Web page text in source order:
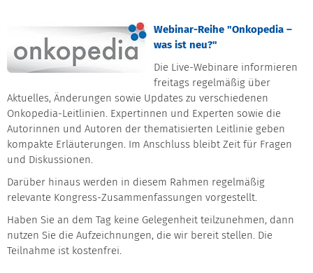
Webinar-Reihe "Onkopedia –
was ist neu?"
Die Live-Webinare informieren
freitags regelmäßig über
Aktuelles, Änderungen sowie Updates zu verschiedenen
Onkopedia-Leitlinien. Expertinnen und Experten sowie die
Autorinnen und Autoren der thematisierten Leitlinie geben
kompakte Erläuterungen. Im Anschluss bleibt Zeit für Fragen
und Diskussionen.
Darüber hinaus werden in diesem Rahmen regelmäßig
relevante Kongress-Zusammenfassungen vorgestellt.
Haben Sie an dem Tag keine Gelegenheit teilzunehmen, dann
nutzen Sie die Aufzeichnungen, die wir bereit stellen. Die
Teilnahme ist kostenfrei.